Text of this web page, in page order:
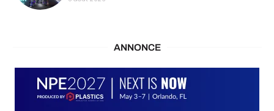
ANNONCE